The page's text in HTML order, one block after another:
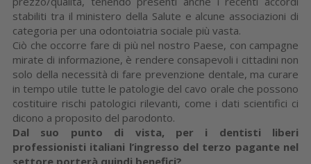
stabiliti tra il ministero della Salute e alcune associazioni di
categoria per una odontoiatria sociale più vasta.
Ciò che occorre fare di più nel nostro Paese, con campagne
mirate di informazione, è rendere consapevoli i cittadini non
solo della necessità di fare prevenzione dentale, ma curare
in tempo utile tutte le patologie del cavo orale che possono
costituire rischi patologici rilevanti, come i dati scientifici ci
dicono a proposito del parodonto.
Dal suo punto di vista, per i dentisti liberi
professionisti italiani l’ingresso del terzo pagante nel
settore porterà quindi benefici?